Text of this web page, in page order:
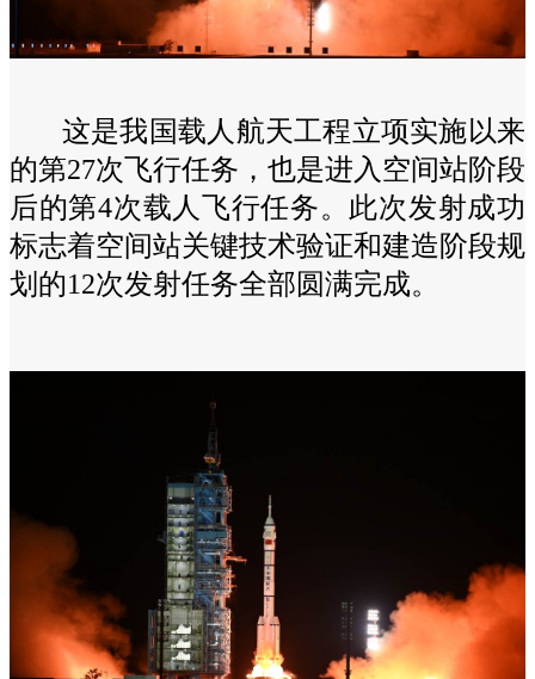
这是我国载人航天工程立项实施以来
的第27次飞行任务，也是进入空间站阶段
后的第4次载人飞行任务。此次发射成功
标志着空间站关键技术验证和建造阶段规
划的12次发射任务全部圆满完成。